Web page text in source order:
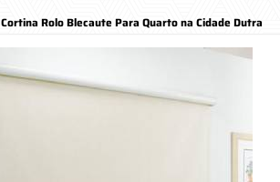
Cortina Rolo Blecaute Para Quarto na Cidade Dutra